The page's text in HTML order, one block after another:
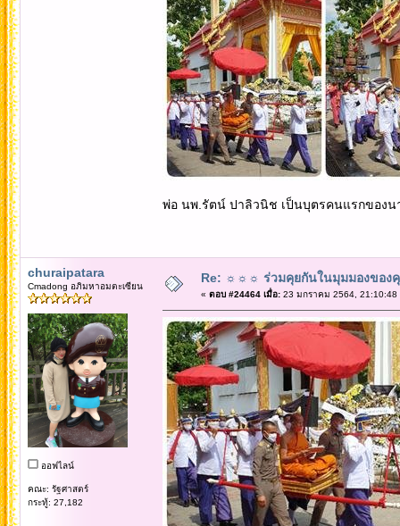
พ่อ นพ.รัตน์ ปาลิวนิช เป็นบุตรคนแรกของ
churaipatara
Cmadong อภิมหาอมตะเซียน
ออฟไลน์
คณะ: รัฐศาสตร์
กระทู้: 27,182
Re: ☼☼☼ ร่วมคุยกันในมุมมองของ
« ตอบ #24464 เมื่อ:23 มกราคม 2564, 21:10:48